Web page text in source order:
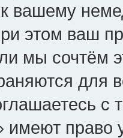
к вашему
этом ваш
мы сочтём
для
право